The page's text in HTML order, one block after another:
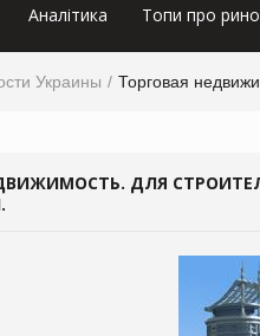
Аналітика Топи про
Украины Торговая
ДЛЯ